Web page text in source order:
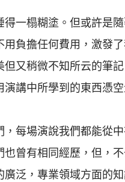
一榻糊塗。但或許是
負擔任何費用，激發
又稍微不知所云的筆
講中所學到的東西憑
每場演說我們都能從
曾有相同經歷，但，
泛，專業領域方面的